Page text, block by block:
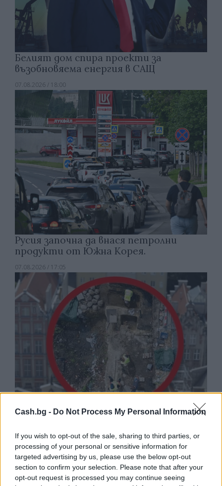
Cash.bg - Do Not Process My Personal Information
If you wish to opt-out of the sale, sharing to third parties, or
processing of your personal or sensitive information for
targeted advertising by us, please use the below opt-out
section to confirm your selection. Please note that after your
opt-out request is processed you may continue seeing
Белият дом спира проекти за
възобновяема енергия в САЩ
07.08.2026 / 18:00
Русия започна да внася петролни
продукти от Южна Корея.
07.08.2026 / 17:05
откриха под кафене за сладолед в
Полша
07.08.2026 / 16:00